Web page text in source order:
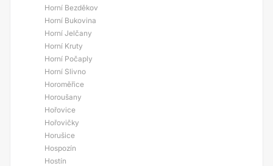
Horní Bezděkov
Horní Bukovina
Horní Jelčany
Horní Kruty
Horní Počaply
Horní Slivno
Horoměřice
Horoušany
Hořovice
Hořovičky
Horušice
Hospozín
Hostín